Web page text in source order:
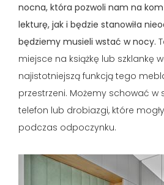
nocna, która pozwoli nam na
lekturę, jak i będzie stanowiła
będziemy musieli wstać w nocy.
miejsce na książkę lub szklankę
najistotniejszą funkcją tego
przestrzeni. Możemy schować w
telefon lub drobiazgi, które
podczas odpoczynku.